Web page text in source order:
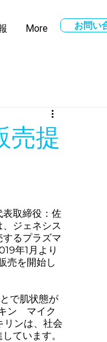
More お問い
売提
取締役：佐
ジェネシス
るプラズマ
年1月より
売を開始し
で肌状態が
ン　マイク
リンは、社会
ています。